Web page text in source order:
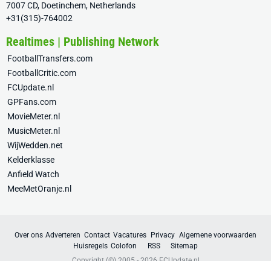
7007 CD, Doetinchem, Netherlands
+31(315)-764002
Realtimes | Publishing Network
FootballTransfers.com
FootballCritic.com
FCUpdate.nl
GPFans.com
MovieMeter.nl
MusicMeter.nl
WijWedden.net
Kelderklasse
Anfield Watch
MeeMetOranje.nl
Over ons Adverteren Contact Vacatures Privacy Algemene voorwaarden
Huisregels Colofon RSS
Sitemap